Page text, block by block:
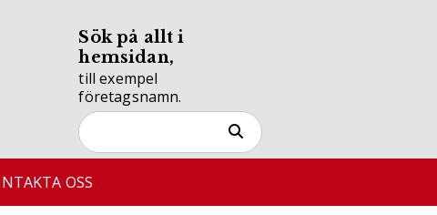
Sök på allt i
hemsidan,
till exempel
företagsnamn.
OSS